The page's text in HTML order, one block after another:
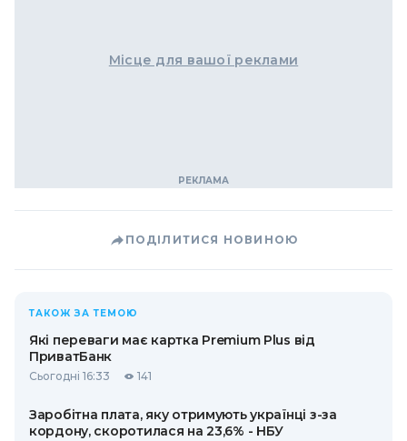
Місце для вашої реклами
ПОДІЛИТИСЯ НОВИНОЮ
ТАКОЖ ЗА ТЕМОЮ
Які переваги має картка Premium Plus від
ПриватБанк
Сьогодні 16:33 141
Заробітна плата, яку отримують українці з-за
кордону, скоротилася на 23,6% - НБУ